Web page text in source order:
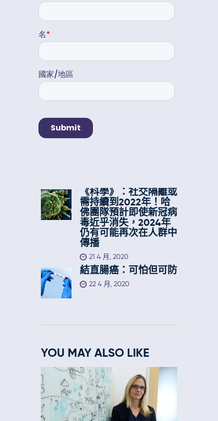
《科學》：社交隔離或
需持續到2022年！哈
佛團隊預計即使新冠病
毒近乎消失，2024年
仍有可能再次在人群中
傳播
21 4 月, 2020
結直腸癌：可怕但可防
22 4 月, 2020
YOU MAY ALSO LIKE